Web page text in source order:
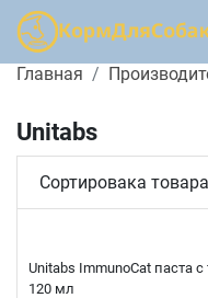
Главная
Unitabs
Сортировака товара
Unitabs ImmunoCat паста
120 мл